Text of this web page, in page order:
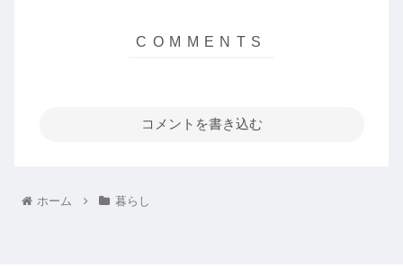
コメントを書き込む
ホーム 暮らし